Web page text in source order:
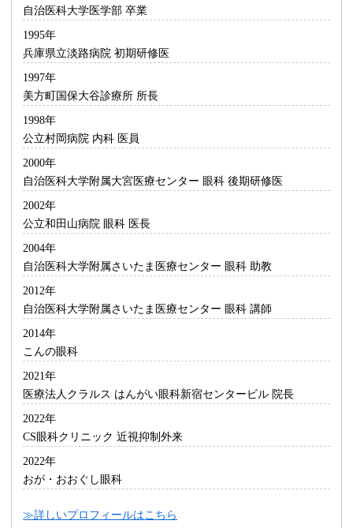
自治医科大学医学部 卒業
1995年
兵庫県立淡路病院 初期研修医
1997年
美方町国保大谷診療所 所長
1998年
公立村岡病院 内科 医員
2000年
自治医科大学附属大宮医療センター 眼科 後期研修医
2002年
公立和田山病院 眼科 医長
2004年
自治医科大学附属さいたま医療センター 眼科 助教
2012年
自治医科大学附属さいたま医療センター 眼科 講師
2014年
こんの眼科
2021年
医療法人クラルス はんがい眼科新宿センタービル 院長
2022年
CS眼科クリニック 近視抑制外来
2022年
おが・おおぐし眼科
≫詳しいプロフィールはこちら